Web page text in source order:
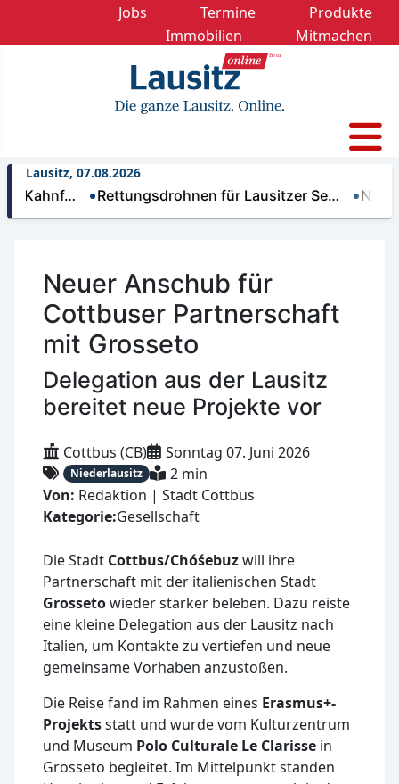
Jobs Termine
Produkte
Immobilien
Mitmachen
Lausitz, 07.08.2026
Rettungsdrohnen für Lausitzer Se… Nächtliche
Neuer Anschub für
Cottbuser Partnerschaft
mit Grosseto
Delegation aus der Lausitz
bereitet neue Projekte vor
Cottbus (CB) Sonntag 07. Juni 2026
Niederlausitz
2 min
Von: Redaktion | Stadt Cottbus
Kategorie:Gesellschaft
Die Stadt Cottbus/Chóśebuzwill ihre
Partnerschaft mit der italienischen Stadt
Grossetowieder stärker beleben. Dazu reiste
eine kleine Delegation aus der Lausitz nach
Italien, um Kontakte zu vertiefen und neue
gemeinsame Vorhaben anzustoßen.
Die Reise fand im Rahmen eines Erasmus+-
Projektsstatt und wurde vom Kulturzentrum
und Museum Polo Culturale Le Clarisse in
Grosseto begleitet. Im Mittelpunkt standen